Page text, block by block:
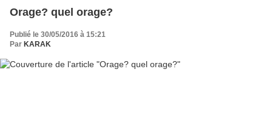
Orage? quel orage?
Publié le 30/05/2016 à 15:21
Par KARAK